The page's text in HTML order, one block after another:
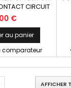
CIRCUIT
ENDURO
€
au panier
comparateur
AFFICHER